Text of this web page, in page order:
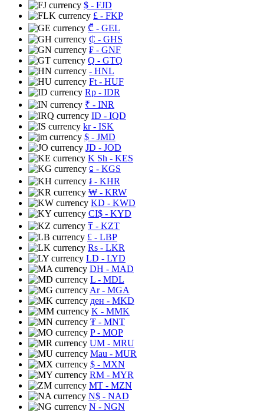
$ - FJD
£ - FKP
₾ - GEL
₵ - GHS
₣ - GNF
Q - GTQ
- HNL
Ft - HUF
Rp - IDR
₹ - INR
ID - IQD
kr- ISK
$ - JMD
JD - JOD
K Sh - KES
⃀ - KGS
៛ - KHR
₩ - KRW
KD - KWD
CI$ - KYD
₸ - KZT
£ - LBP
Rs - LKR
LD - LYD
DH - MAD
L - MDL
Ar- MGA
ден - MKD
K - MMK
₮ - MNT
P- MOP
UM - MRU
Mau - MUR
$ - MXN
RM - MYR
MT - MZN
N$ - NAD
N - NGN